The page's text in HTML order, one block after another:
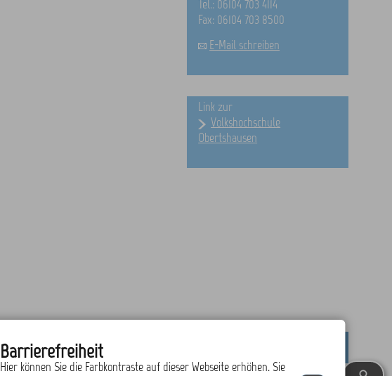
Tel.: 06104 703 4114
Fax: 06104 703 8500
E-Mail schreiben
Link zur
Volkshochschule
Obertshausen
Barrierefreiheit
Hier können Sie die Farbkontraste auf dieser Webseite erhöhen. Sie